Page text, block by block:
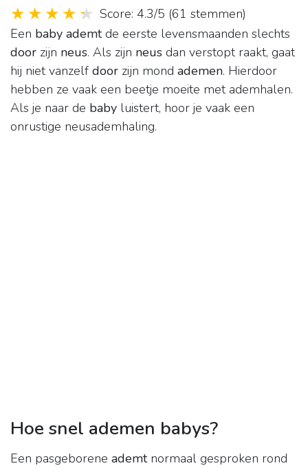
Score: 4.3/5 (61 stemmen)
Een baby ademtde eerste levensmaanden slechts
door zijn neus. Als zijn neus dan verstopt raakt, gaat
hij niet vanzelf door zijn mond ademen. Hierdoor
hebben ze vaak een beetje moeite met ademhalen.
Als je naar de baby luistert, hoor je vaak een
onrustige neusademhaling.
Hoe snel ademen babys?
Een pasgeborene ademtnormaal gesproken rond